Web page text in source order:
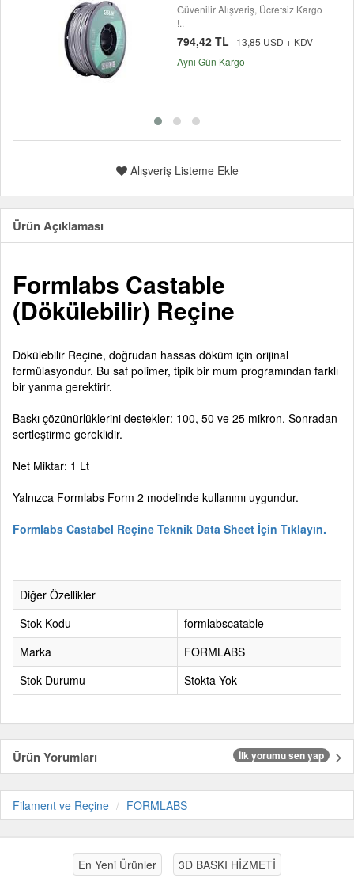
Güvenilir Alışveriş, Ücretsiz Kargo
!..
794,42 TL
13,85 USD + KDV
Aynı Gün Kargo
Alışveriş Listeme Ekle
Ürün Açıklaması
Formlabs Castable
(Dökülebilir) Reçine
Dökülebilir Reçine, doğrudan hassas döküm için orijinal
formülasyondur. Bu saf polimer, tipik bir mum programından farklı
bir yanma gerektirir.
Baskı çözünürlüklerini destekler: 100, 50 ve 25 mikron. Sonradan
sertleştirme gereklidir.
Net Miktar: 1 Lt
Yalnızca Formlabs Form 2 modelinde kullanımı uygundur.
Formlabs Castabel Reçine Teknik Data Sheet İçin Tıklayın.
Diğer Özellikler
Stok Kodu
formlabscatable
Marka
FORMLABS
Stok Durumu
Stokta Yok
Ürün Yorumları İlk yorumu sen yap
Filament ve Reçine FORMLABS
En Yeni Ürünler 3D BASKI HİZMETİ